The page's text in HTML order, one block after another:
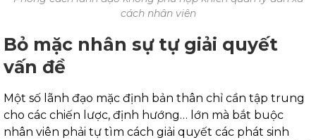
cách nhân viên
Bỏ mặc nhân sự tự giải quyết
vấn đề
Một số lãnh đạo mặc định bản thân chỉ cần tập trung
cho các chiến lược, định hướng… lớn mà bắt buộc
nhân viên phải tự tìm cách giải quyết các phát sinh